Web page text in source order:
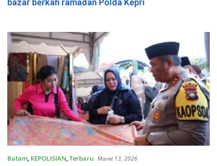
bazar berkah ramadan Polda Kepri
Batam, KEPOLISIAN,Terbaru Maret 13, 2026